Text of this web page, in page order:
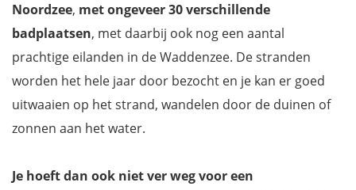
Noordzee, met ongeveer 30 verschillende
badplaatsen, met daarbij ook nog een aantal
prachtige eilanden in de Waddenzee. De stranden
worden het hele jaar door bezocht en je kan er goed
uitwaaien op het strand, wandelen door de duinen of
zonnen aan het water.
Je hoeft dan ook niet ver weg voor een